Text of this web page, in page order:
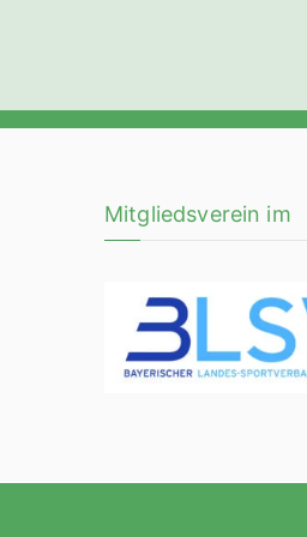
Mitgliedsverein im